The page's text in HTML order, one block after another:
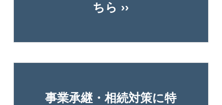
国際相続に関するお問い合わせ
相続対策の無料面談予約（国内資産２億円以上：
その他の面談予約
個別具体的な税務相談の有料面談予約（２万円
ちら ››
事業承継・相続対策に特